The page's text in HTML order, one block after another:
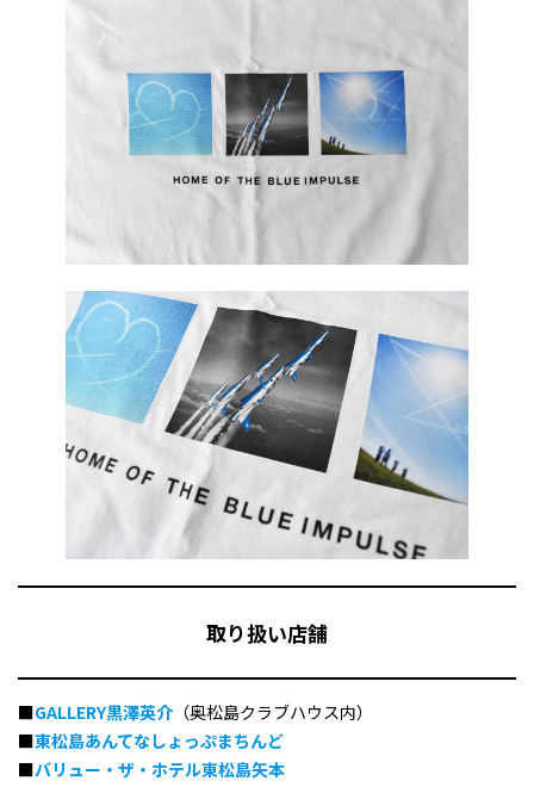
取り扱い店舗
■GALLERY黒澤英介 （奥松島クラブハウス内）
■東松島あんてなしょっぷまちんど
■バリュー・ザ・ホテル東松島矢本